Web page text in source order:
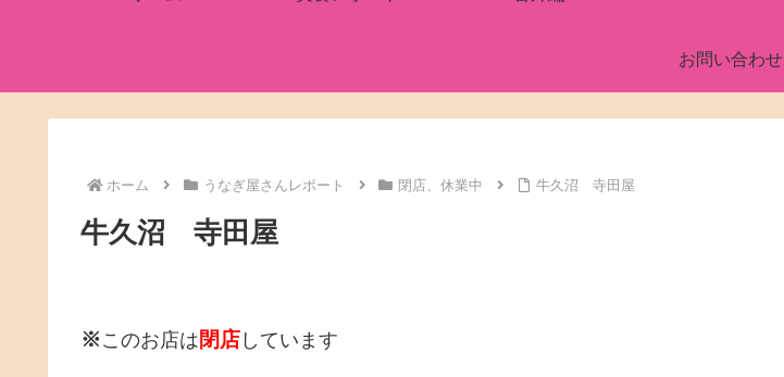
お問い合わせ
ホーム うなぎ屋さんレポート 閉店、休業中 牛久沼 寺田屋
牛久沼 寺田屋
※ このお店は 閉店 しています